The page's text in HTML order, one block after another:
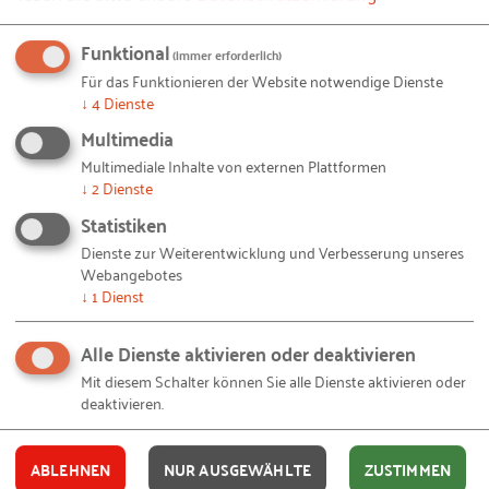
Schließlich erschien der Aufsatz in der RKW-
Zeitschrift. Daher wundert es nicht, dass
Rationalisierungsmaßnahmen empfohlen werden,
beispielsweise solle beim Kostensparen die EDV
ausgenommen werden, auch wenn neue
Anwendungen implementiert würden, deren
Wirtschaftlichkeit noch nicht zu prüfen sei.
Gute Planung, so der Autor, schaffe die notwendige
Transparenz, so dass im Krisenfall schnell die
richtigen Ansatzpunkte identifiziert werden
können. Auch das stimmt heute noch: Ohne genaue
Übersicht ist es schwer, zielgenau zu handeln. Last
but not least empfiehlt der Autor:
Funktional(immer erforderlich)
Für das Funktionieren der Website notwendige Dienste
↓ 4Dienste
Multimedia
Multimediale Inhalte von externen Plattformen
↓ 2Dienste
Statistiken
Dienste zur Weiterentwicklung und Verbesserung unseres
Webangebotes
↓ 1 Dienst
Alle Dienste aktivieren oder deaktivieren
Mit diesem Schalter können Sie alle Dienste aktivieren oder
deaktivieren.
ABLEHNEN NUR AUSGEWÄHLTE ZUSTIMMEN